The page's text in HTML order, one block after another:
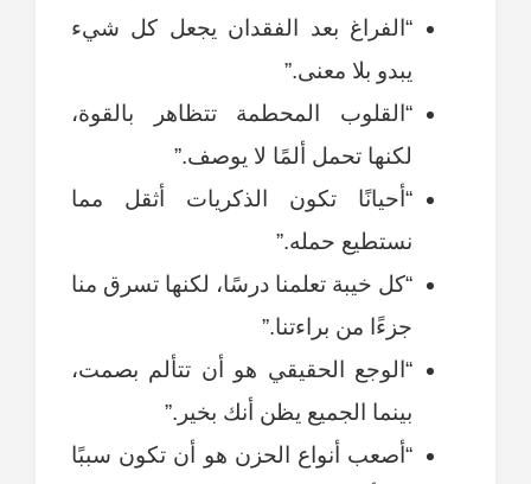
“الفراغ بعد الفقدان يجعل كل شيء
يبدو بلا معنى.”
“القلوب المحطمة تتظاهر بالقوة،
لكنها تحمل ألمًا لا يوصف.”
“أحيانًا تكون الذكريات أثقل مما
نستطيع حمله.”
“كل خيبة تعلمنا درسًا، لكنها تسرق منا
جزءًا من براءتنا.”
“الوجع الحقيقي هو أن تتألم بصمت،
بينما الجميع يظن أنك بخير.”
“أصعب أنواع الحزن هو أن تكون سببًا